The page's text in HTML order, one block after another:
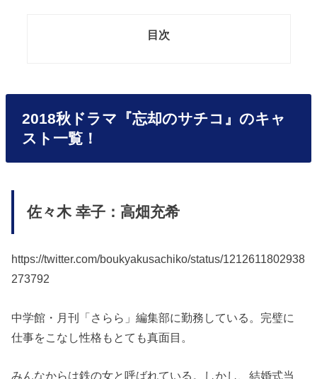
目次
2018秋ドラマ『忘却のサチコ』のキャ
スト一覧！
佐々木 幸子：高畑充希
https://twitter.com/boukyakusachiko/status/1212611802938
273792
中学館・月刊「さらら」編集部に勤務している。完璧に
仕事をこなし性格もとても真面目。
みんなからは鉄の女と呼ばれている。しかし、結婚式当